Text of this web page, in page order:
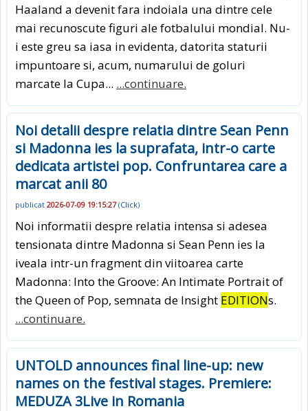
Haaland a devenit fara indoiala una dintre cele
mai recunoscute figuri ale fotbalului mondial. Nu-
i este greu sa iasa in evi­denta, datorita staturii
impuntoa­re si, acum, numarului de goluri
marcate la Cupa... ...continuare.
Noi detalii despre relatia dintre Sean Penn
si Madonna ies la suprafata, intr-o carte
dedicata artistei pop. Confruntarea care a
marcat anii 80
publicat 2026-07-09 19:15:27(Click)
Noi informatii despre relatia intensa si adesea
tensionata dintre Madonna si Sean Penn ies la
iveala intr-un fragment din viitoarea carte
Madonna: Into the Groove: An Intimate Portrait of
the Queen of Pop, semnata de Insight EDITIONs.
...continuare.
UNTOLD announces final line-up: new
names on the festival stages. Premiere:
MEDUZA 3Live in Romania